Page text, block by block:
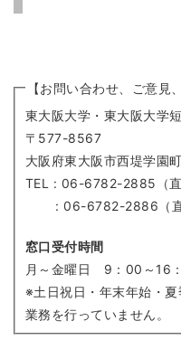
【お問い合わせ、ご意見
東大阪大学・東大阪大学
〒577-8567
大阪府東大阪市西堤学園
TEL : 06-6782-2885（直
: 06-6782-2886（直
窓口受付時間
月～金曜日 9：00～16
※土日祝日・年末年始・
業務を行っていません。